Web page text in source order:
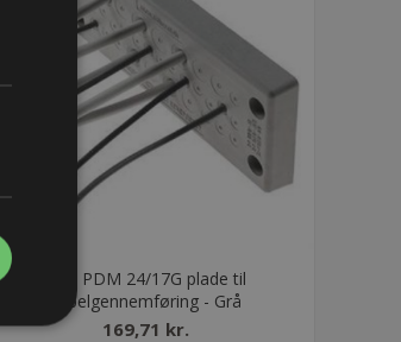
DES PDM 24/17G plade til
kabelgennemføring - Grå
169,71 kr.